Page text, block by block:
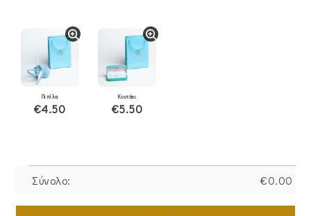
Πιπίλα
€4.50
Κουτάκι
€5.50
Σύνολο: €0.00
Σκουλαρίκια